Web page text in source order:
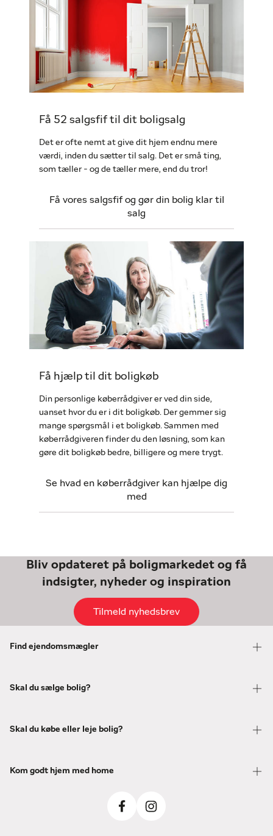
Få 52 salgsfif til dit boligsalg
Det er ofte nemt at give dit hjem endnu mere
værdi, inden du sætter til salg. Det er små ting,
som tæller - og de tæller mere, end du tror!
Få vores salgsfif og gør din bolig klar til
salg
Få hjælp til dit boligkøb
Din personlige køberrådgiver er ved din side,
uanset hvor du er i dit boligkøb. Der gemmer sig
mange spørgsmål i et boligkøb. Sammen med
køberrådgiveren finder du den løsning, som kan
gøre dit boligkøb bedre, billigere og mere trygt.
Se hvad en køberrådgiver kan hjælpe dig
med
Bliv opdateret på boligmarkedet og få
indsigter, nyheder og inspiration
Tilmeld nyhedsbrev
Find ejendomsmægler
Skal du sælge bolig?
Skal du købe eller leje bolig?
Kom godt hjem med home